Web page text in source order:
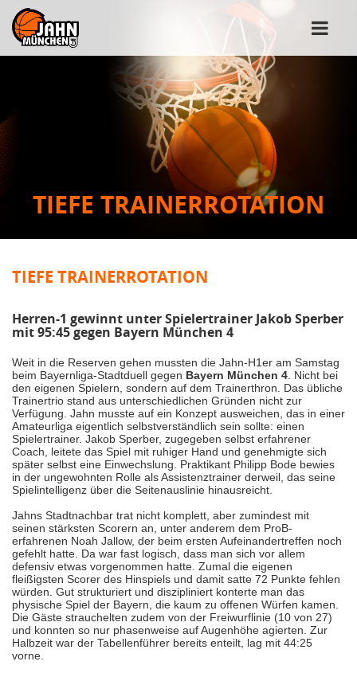
TIEFE TRAINERROTATION
TIEFE TRAINERROTATION
Herren-1 gewinnt unter Spielertrainer Jakob Sperber
mit 95:45 gegen Bayern München 4
Weit in die Reserven gehen mussten die Jahn-H1er am Samstag
beim Bayernliga-Stadtduell gegen Bayern München 4 . Nicht bei
den eigenen Spielern, sondern auf dem Trainerthron. Das übliche
Trainertrio stand aus unterschiedlichen Gründen nicht zur
Verfügung. Jahn musste auf ein Konzept ausweichen, das in einer
Amateurliga eigentlich selbstverständlich sein sollte: einen
Spielertrainer. Jakob Sperber, zugegeben selbst erfahrener
Coach, leitete das Spiel mit ruhiger Hand und genehmigte sich
später selbst eine Einwechslung. Praktikant Philipp Bode bewies
in der ungewohnten Rolle als Assistenztrainer derweil, das seine
Spielintelligenz über die Seitenauslinie hinausreicht.
Jahns Stadtnachbar trat nicht komplett, aber zumindest mit
seinen stärksten Scorern an, unter anderem dem ProB-
erfahrenen Noah Jallow, der beim ersten Aufeinandertreffen noch
gefehlt hatte. Da war fast logisch, dass man sich vor allem
defensiv etwas vorgenommen hatte. Zumal die eigenen
fleißigsten Scorer des Hinspiels und damit satte 72 Punkte fehlen
würden. Gut strukturiert und diszipliniert konterte man das
physische Spiel der Bayern, die kaum zu offenen Würfen kamen.
Die Gäste strauchelten zudem von der Freiwurflinie (10 von 27)
und konnten so nur phasenweise auf Augenhöhe agierten. Zur
Halbzeit war der Tabellenführer bereits enteilt, lag mit 44:25
vorne.